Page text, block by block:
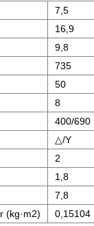
7,5
16,9
9,8
735
50
8
400/690
△/Y
2
1,8
7,8
(kg·m2)
0,15104